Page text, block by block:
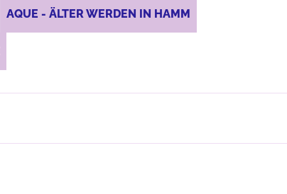
AQUE - ÄLTER WERDEN IN HAMM